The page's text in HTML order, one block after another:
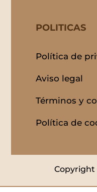
POLITICAS
Política de
Aviso legal
Términos y
Política de
Copyright